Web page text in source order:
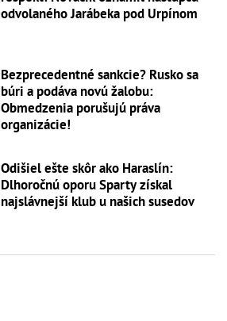
odvolaného Jarábeka pod Urpínom
Bezprecedentné sankcie? Rusko sa
búri a podáva novú žalobu:
Obmedzenia porušujú práva
organizácie!
Odišiel ešte skôr ako Haraslín:
Dlhoročnú oporu Sparty získal
najslávnejší klub u našich susedov